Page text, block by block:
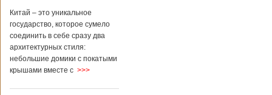
Китай – это уникальное
государство, которое сумело
соединить в себе сразу два
архитектурных стиля:
небольшие домики с покатыми
крышами вместе с >>>